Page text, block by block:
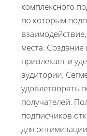
комплексного
по которым
места. Создание
привлекает и
аудитории.
удовлетворять
получателей.
подписчиков
для